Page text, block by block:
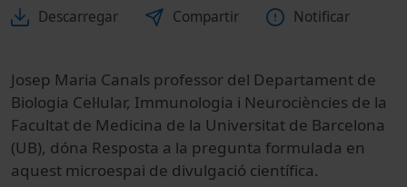
Descarregar Compartir Notificar
Josep Maria Canals professor del Departament de
Biologia Cel·lular, Immunologia i Neurociències de la
Facultat de Medicina de la Universitat de Barcelona
(UB), dóna Resposta a la pregunta formulada en
aquest microespai de divulgació científica.